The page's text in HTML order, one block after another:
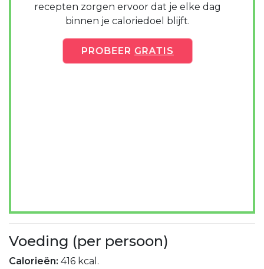
recepten zorgen ervoor dat je elke dag
binnen je caloriedoel blijft.
PROBEER GRATIS
Voeding (per persoon)
Calorieën: 416 kcal.